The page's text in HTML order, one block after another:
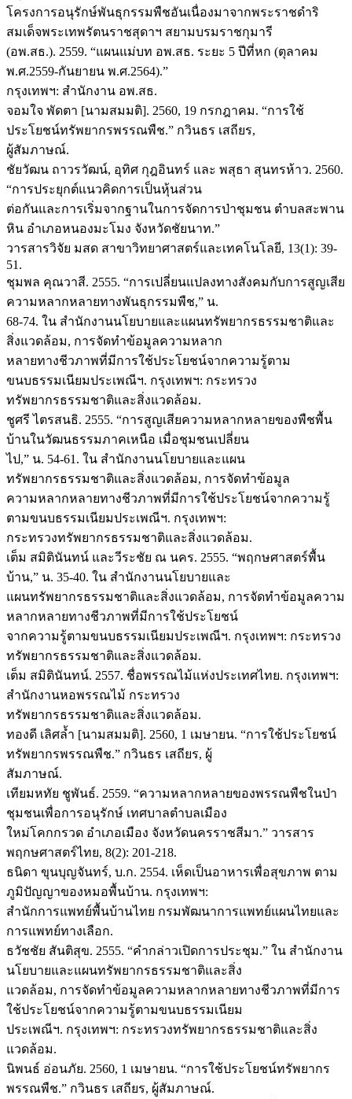
โครงการอนุรักษ์พันธุกรรมพืชอันเนื่องมาจากพระราชดำริ
สมเด็จพระเทพรัตนราชสุดาฯ สยามบรมราชกุมารี
(อพ.สธ.). 2559. “แผนแม่บท อพ.สธ. ระยะ 5 ปีที่หก (ตุลาคม
พ.ศ.2559-กันยายน พ.ศ.2564).”
กรุงเทพฯ: สำนักงาน อพ.สธ.
จอมใจ พัดตา [นามสมมติ]. 2560, 19 กรกฎาคม. “การใช้
ประโยชน์ทรัพยากรพรรณพืช.” กวินธร เสถียร,
ผู้สัมภาษณ์.
ชัยวัฒน ถาวรวัฒน์, อุทิศ กุฎอินทร์ และ พสุธา สุนทรห้าว. 2560.
“การประยุกต์แนวคิดการเป็นหุ้นส่วน
ต่อกันและการเริ่มจากฐานในการจัดการป่าชุมชน ตำบลสะพาน
หิน อำเภอหนองมะโมง จังหวัดชัยนาท.”
วารสารวิจัย มสด สาขาวิทยาศาสตร์และเทคโนโลยี, 13(1): 39-
51.
ชุมพล คุณวาสี. 2555. “การเปลี่ยนแปลงทางสังคมกับการสูญเสีย
ความหลากหลายทางพันธุกรรมพืช,” น.
68-74. ใน สำนักงานนโยบายและแผนทรัพยากรธรรมชาติและ
สิ่งแวดล้อม, การจัดทำข้อมูลความหลาก
หลายทางชีวภาพที่มีการใช้ประโยชน์จากความรู้ตาม
ขนบธรรมเนียมประเพณีฯ. กรุงเทพฯ: กระทรวง
ทรัพยากรธรรมชาติและสิ่งแวดล้อม.
ชูศรี ไตรสนธิ. 2555. “การสูญเสียความหลากหลายของพืชพื้น
บ้านในวัฒนธรรมภาคเหนือ เมื่อชุมชนเปลี่ยน
ไป,” น. 54-61. ใน สำนักงานนโยบายและแผน
ทรัพยากรธรรมชาติและสิ่งแวดล้อม, การจัดทำข้อมูล
ความหลากหลายทางชีวภาพที่มีการใช้ประโยชน์จากความรู้
ตามขนบธรรมเนียมประเพณีฯ. กรุงเทพฯ:
กระทรวงทรัพยากรธรรมชาติและสิ่งแวดล้อม.
เต็ม สมิตินันทน์ และวีระชัย ณ นคร. 2555. “พฤกษศาสตร์พื้น
บ้าน,” น. 35-40. ใน สำนักงานนโยบายและ
แผนทรัพยากรธรรมชาติและสิ่งแวดล้อม, การจัดทำข้อมูลความ
หลากหลายทางชีวภาพที่มีการใช้ประโยชน์
จากความรู้ตามขนบธรรมเนียมประเพณีฯ. กรุงเทพฯ: กระทรวง
ทรัพยากรธรรมชาติและสิ่งแวดล้อม.
เต็ม สมิตินันทน์. 2557. ชื่อพรรณไม้แห่งประเทศไทย. กรุงเทพฯ:
สำนักงานหอพรรณไม้ กระทรวง
ทรัพยากรธรรมชาติและสิ่งแวดล้อม.
ทองดี เลิศล้ำ [นามสมมติ]. 2560, 1 เมษายน. “การใช้ประโยชน์
ทรัพยากรพรรณพืช.” กวินธร เสถียร, ผู้
สัมภาษณ์.
เทียมหทัย ชูพันธ์. 2559. “ความหลากหลายของพรรณพืชในป่า
ชุมชนเพื่อการอนุรักษ์ เทศบาลตำบลเมือง
ใหม่โคกกรวด อำเภอเมือง จังหวัดนครราชสีมา.” วารสาร
พฤกษศาสตร์ไทย, 8(2): 201-218.
ธนิดา ขุนบุญจันทร์, บ.ก. 2554. เห็ดเป็นอาหารเพื่อสุขภาพ ตาม
ภูมิปัญญาของหมอพื้นบ้าน. กรุงเทพฯ:
สำนักการแพทย์พื้นบ้านไทย กรมพัฒนาการแพทย์แผนไทยและ
การแพทย์ทางเลือก.
ธวัชชัย สันติสุข. 2555. “คำกล่าวเปิดการประชุม.” ใน สำนักงาน
นโยบายและแผนทรัพยากรธรรมชาติและสิ่ง
แวดล้อม, การจัดทำข้อมูลความหลากหลายทางชีวภาพที่มีการ
ใช้ประโยชน์จากความรู้ตามขนบธรรมเนียม
ประเพณีฯ. กรุงเทพฯ: กระทรวงทรัพยากรธรรมชาติและสิ่ง
แวดล้อม.
นิพนธ์ อ่อนภัย. 2560, 1 เมษายน. “การใช้ประโยชน์ทรัพยากร
พรรณพืช.” กวินธร เสถียร, ผู้สัมภาษณ์.